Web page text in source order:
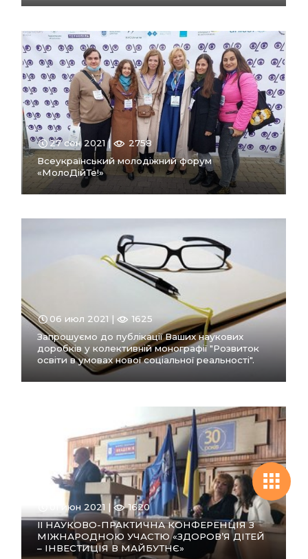
ПЕРЕЙТИВ РОЗДІЛ
27 сен 2021 |
2758
Всеукраїнський молодіжний форум
«МолоДійТе!»
ПЕРЕЙТИВ РОЗДІЛ
06 июл 2021 |
1625
Запрошуємо до публікації Ваших наукових
доробків у колективній монографії "Розвиток
освіти в умовах нової соціальної реальності".
ПЕРЕЙТИВ РОЗДІЛ
01 июн 2021 |
1620
II НАУКОВО-ПРАКТИЧНА КОНФЕРЕНЦІЯ З
МІЖНАРОДНОЮ УЧАСТЮ «ЗДОРОВ’Я ДІТЕЙ
– ІНВЕСТИЦІЯ В МАЙБУТНЄ»